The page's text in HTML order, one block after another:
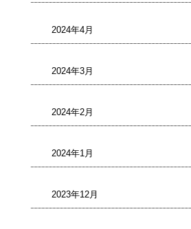
2024年4月
2024年3月
2024年2月
2024年1月
2023年12月